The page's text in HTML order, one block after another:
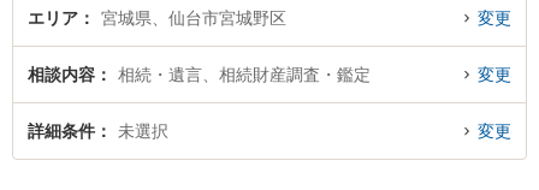
事務所せんだいの田中 航弁護士や弁護士法人法律事務所せんだいの町屋 和憲弁
相続財産調査・鑑定のトラブルを今すぐに弁護士に相談したい』『相続財産調
査・鑑定のトラブル解決の実績豊富な近くの弁護士を検索したい』『初回相談
無料で相続財産調査・鑑定を法律相談できる仙台市宮城野区内の弁護士に相談
エリア 宮城県、仙台市宮城野区 変更
相談内容 相続・遺言、相続財産調査・鑑定 変更
詳細条件 未選択 変更